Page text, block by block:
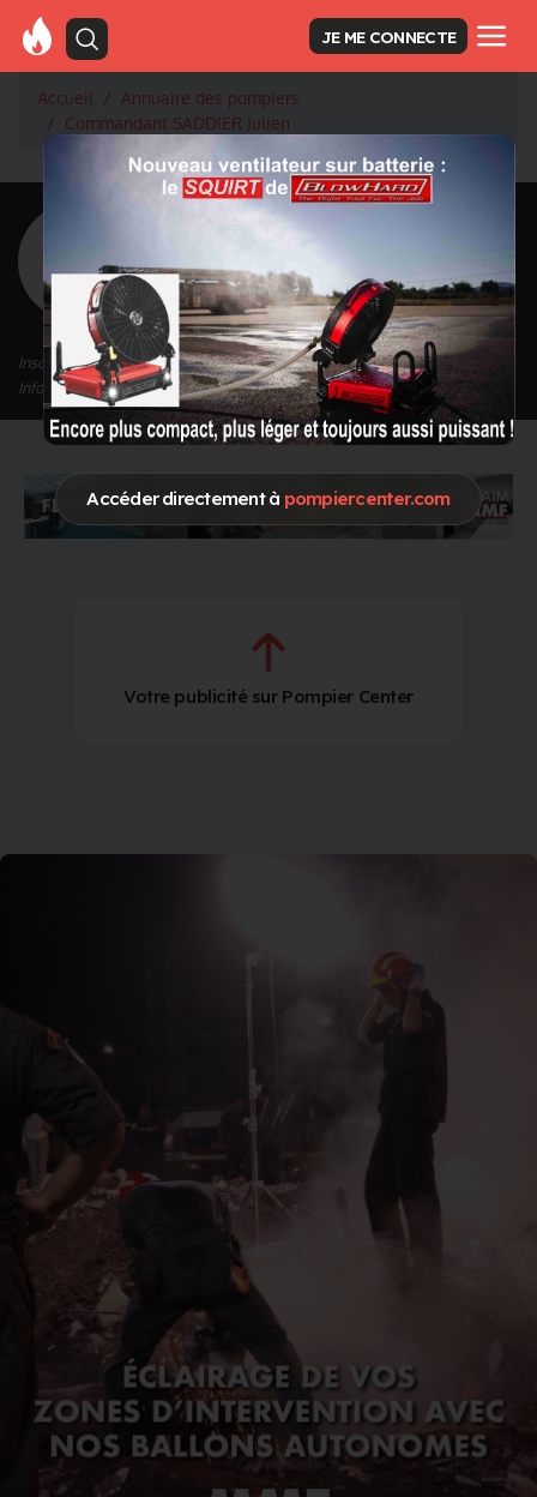
Accéder directement à pompiercenter.com
JE ME CONNECTE
Accueil
Annuaire des pompiers
Commandant SADDIER Julien
Retour à la liste des pompiers
SADDIER Julien
Grade : Commandant
Inscrit depuis le 16/09/2020 à 15:10
Informations mises à jour le 19/05/2021 à 13:04
Votre publicité sur Pompier Center